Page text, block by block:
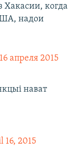
когда
надои
16 апреля 2015
нават
16, 2015